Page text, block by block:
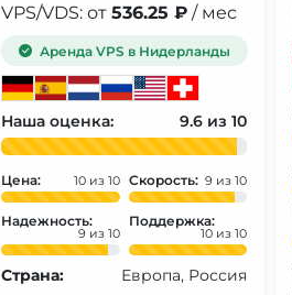
VPS/VDS: от 536.25 ₽ / мес
Аренда VPS в Нидерланды
Наша оценка: 9.6
Цена: 10 Скорость: 9
Надежность:
9
Поддержка:
10
Страна:
Европа, Россия